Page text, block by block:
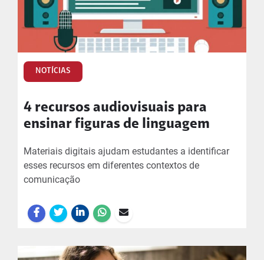
NOTÍCIAS
4 recursos audiovisuais para
ensinar figuras de linguagem
Materiais digitais ajudam estudantes a identificar
esses recursos em diferentes contextos de
comunicação